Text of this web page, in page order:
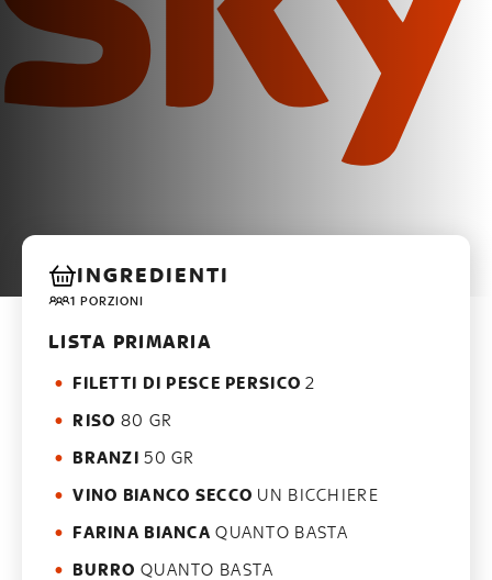
INGREDIENTI
1 PORZIONI
LISTA PRIMARIA
FILETTI DI PESCE PERSICO 2
RISO 80 GR
BRANZI 50 GR
VINO BIANCO SECCO UN BICCHIERE
FARINA BIANCA QUANTO BASTA
BURRO QUANTO BASTA